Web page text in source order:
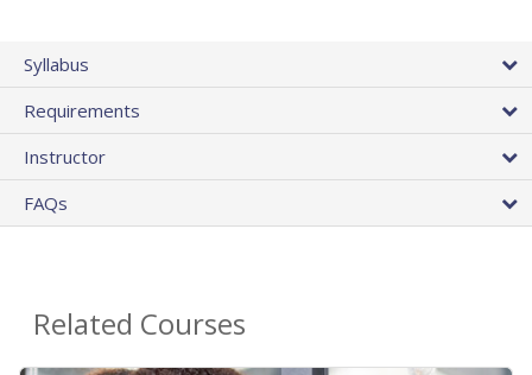
Syllabus
Requirements
Instructor
FAQs
Related Courses